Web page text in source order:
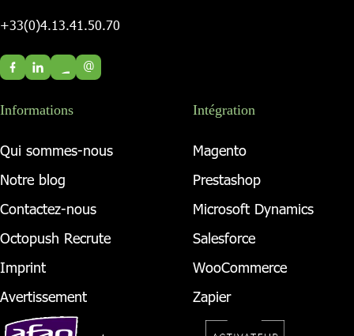
+33(0)4.13.41.50.70
@
Informations
Qui sommes-nous
Notre blog
Contactez-nous
Octopush Recrute
Imprint
Avertissement
Intégration
Magento
Prestashop
Microsoft Dynamics
Salesforce
WooCommerce
Zapier